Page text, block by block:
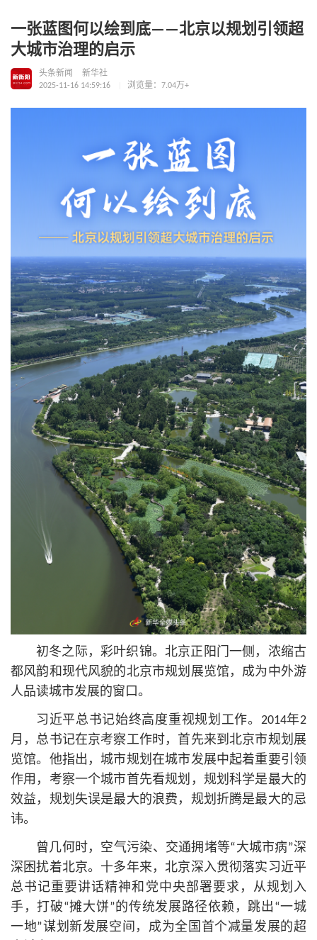
一张蓝图何以绘到底——北京以规划引领超
大城市治理的启示
头条新闻
新华社
2025-11-16 14:59:16
浏览量：7.04万+
初冬之际，彩叶织锦。北京正阳门一侧，浓缩古
都风韵和现代风貌的北京市规划展览馆，成为中外游
人品读城市发展的窗口。
习近平总书记始终高度重视规划工作。2014年2
月， 总书记在京考察工作时，首先来到北京市规划展
览馆。他指出，城市规划在城市发展中起着重要引领
作用，考察一个城市首先看规划，规划科学是最大的
效益，规划失误是最大的浪费，规划折腾是最大的忌
讳。
曾几何时，空气污染、交通拥堵等“大城市病”深
深困扰着北京。十多年来，北京深入贯彻落实习近平
总书记重要讲话精神和党中央部署要求，从规划入
手，打破“摊大饼”的传统发展路径依赖，跳出“一城
一地”谋划新发展空间，成为全国首个减量发展的超